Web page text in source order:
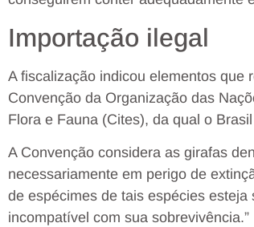
Importação ilegal
A fiscalização indicou elementos que
Convenção da Organização das
Flora e Fauna (Cites), da qual o
A Convenção considera as girafas
necessariamente em perigo de
de espécimes de tais espécies
incompatível com sua sobrevivência.”